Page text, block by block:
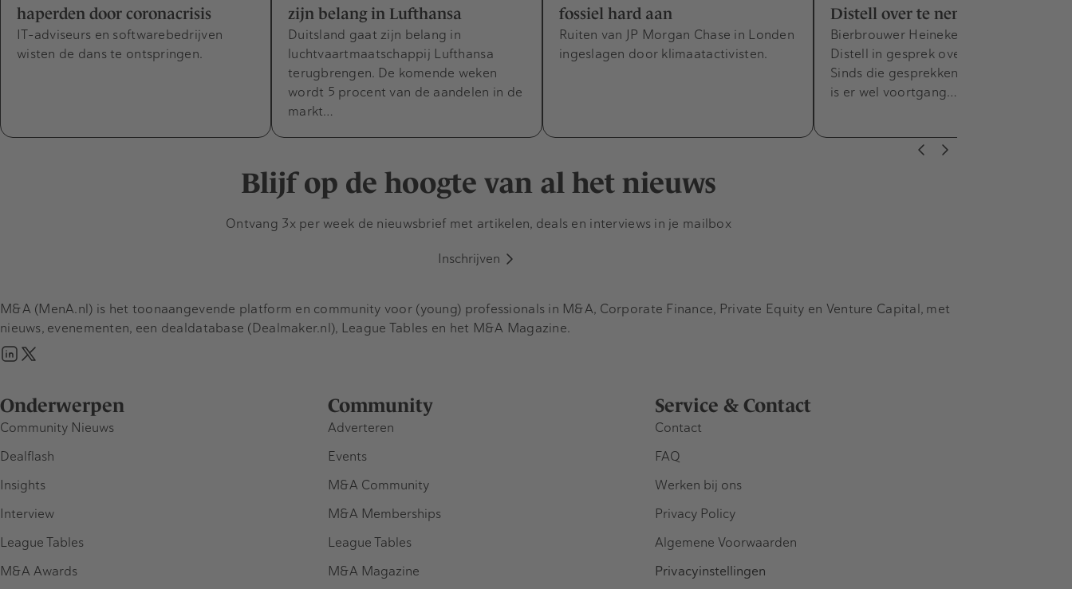
haperden door coronacrisis
IT-adviseurs en softwarebedrijven
wisten de dans te ontspringen.
zijn belang in Lufthansa
Duitsland gaat zijn belang in
luchtvaartmaatschappij Lufthansa
terugbrengen. De komende weken
wordt 5 procent van de aandelen in de
markt…
fossiel hard aan
Ruiten van JP Morgan Chase in Londen
ingeslagen door klimaatactivisten.
Distell over te nemen
Bierbrouwer Heineken is nog altijd met
Distell in gesprek over een overname.
Sinds die gesprekken in mei uitlekten,
is er wel voortgang…
Blijf op de hoogte van al het nieuws
Ontvang 3x per week de nieuwsbrief met artikelen, deals en interviews in je mailbox
Inschrijven
Onderwerpen
Community Nieuws
Dealflash
Insights
Interview
League Tables
M&A Awards
Community
Adverteren
Events
M&A Community
M&A Memberships
League Tables
M&A Magazine
Service & Contact
Contact
FAQ
Werken bij ons
Privacy Policy
Algemene Voorwaarden
Privacyinstellingen
M&A (MenA.nl) is het toonaangevende platform en community voor (young) professionals in M&A, Corporate Finance, Private Equity en Venture Capital, met
nieuws, evenementen, een dealdatabase (Dealmaker.nl), League Tables en het M&A Magazine.